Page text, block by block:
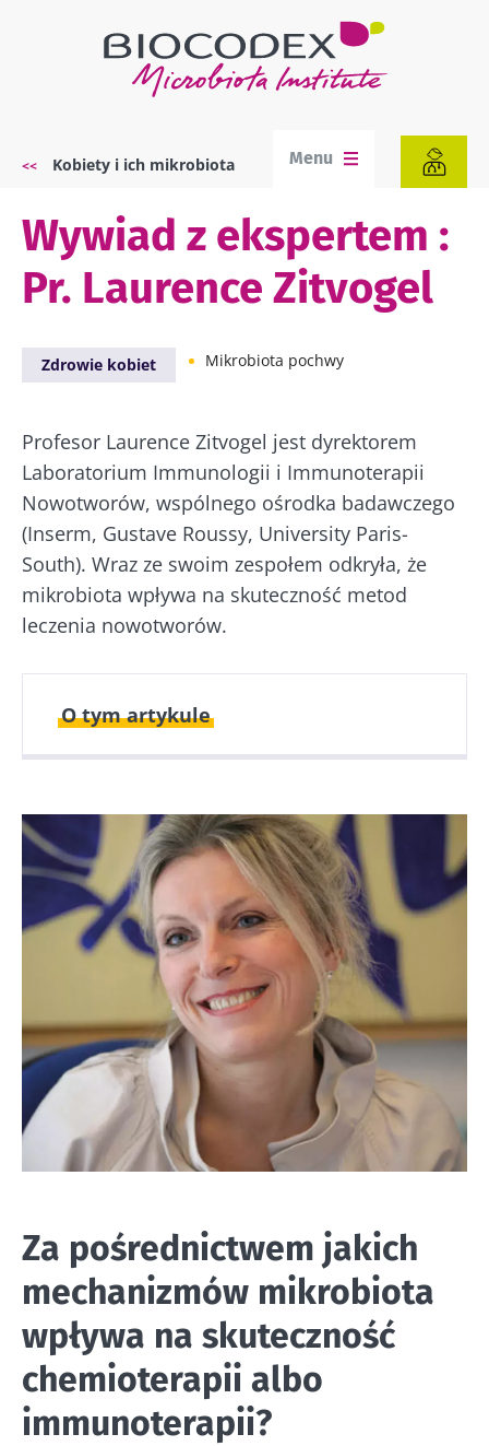
Kobiety i ich mikrobiota Menu
Wywiad z ekspertem :
Pr. Laurence Zitvogel
Zdrowie kobiet Mikrobiota pochwy
Profesor Laurence Zitvogel jest dyrektorem
Laboratorium Immunologii i Immunoterapii
Nowotworów, wspólnego ośrodka badawczego
(Inserm, Gustave Roussy, University Paris-
South). Wraz ze swoim zespołem odkryła, że
mikrobiota wpływa na skuteczność metod
leczenia nowotworów.
O tym artykule
28 Październik 2019
03 Styczeń 2022
Obraz
Za pośrednictwem jakich
mechanizmów mikrobiota
wpływa na skuteczność
chemioterapii albo
immunoterapii?